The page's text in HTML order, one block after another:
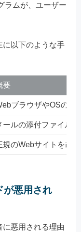
ラムが、ユーザー
に以下のような手
要
ブラウザやOSの脆
ールの添付ファイル
規のWebサイトを改
が悪用され
に悪用される理由